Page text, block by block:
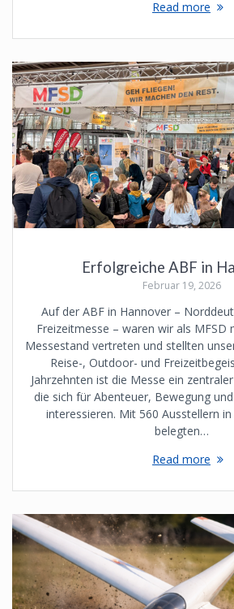
Read more
Erfolgreiche ABF in
Februar 19, 2026
Auf der ABF in Hannover –
Freizeitmesse – waren wir als MFSD
Messestand vertreten und stellten
Reise-, Outdoor- und
Jahrzehnten ist die Messe ein
die sich für Abenteuer, Bewegung
interessieren. Mit 560 Ausstellern
belegten…
Read more